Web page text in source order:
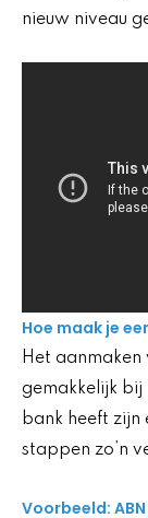
nieuw niveau
Hoe maak je
Het
gemakkelijk bij
bank heeft
stappen zo’n
Voorbeeld: ABN